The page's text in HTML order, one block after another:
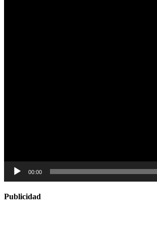
00:00
Publicidad